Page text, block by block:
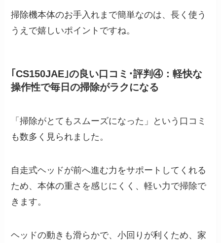
掃除機本体のお手入れまで簡単なのは、長く使う
うえで嬉しいポイントですね。
｢CS150JAE｣の良い口コミ･評判④：軽快な
操作性で毎日の掃除がラクになる
「掃除がとてもスムーズになった」という口コミ
も数多く見られました。
自走式ヘッドが前へ進む力をサポートしてくれる
ため、本体の重さを感じにくく、軽い力で掃除で
きます。
ヘッドの動きも滑らかで、小回りが利くため、家